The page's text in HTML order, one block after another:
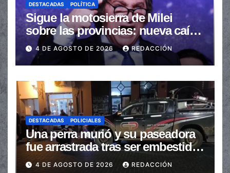
DESTACADAS POLÍTICA
Sigue la motosierra de Milei
sobre las provincias: nueva caída
de las transferencias no
automáticas
4 DE AGOSTO DE 2026 REDACCIÓN
DESTACADAS POLICIALES
Una perra murió y su paseadora
fue arrastrada tras ser embestidas
en la senda peatonal
4 DE AGOSTO DE 2026 REDACCIÓN